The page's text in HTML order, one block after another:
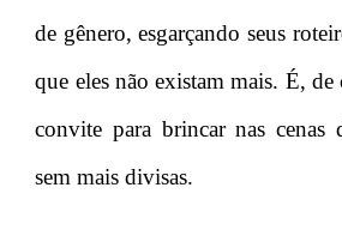
de gênero, esgarçando seus
que eles não existam mais. É, de
convite para brincar nas cenas
sem mais divisas.